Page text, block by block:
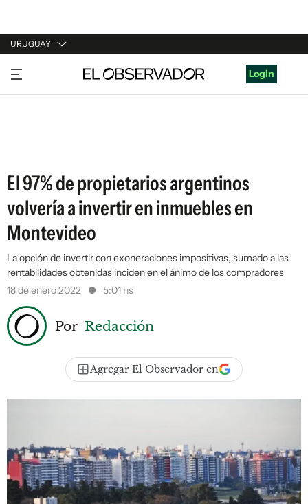
URUGUAY
URUGUAY
ARGENTINA
Login
El 97% de propietarios argentinos
volvería a invertir en inmuebles en
Montevideo
La opción de invertir con exoneraciones impositivas, sumado a las
rentabilidades obtenidas inciden en el ánimo de los compradores
18 de enero 2022
5:01 hs
Por Redacción
Agregar El Observador en